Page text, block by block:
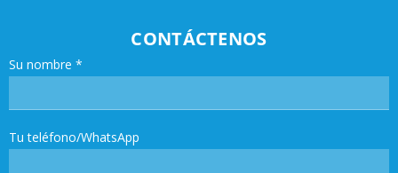
CONTÁCTENOS
Su nombre *
Tu teléfono/WhatsApp